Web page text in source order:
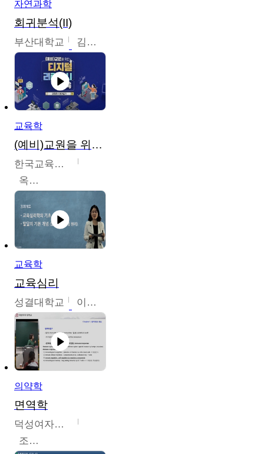
자연과학
회귀분석(II)
부산대학교 김충락
교육학
(예비)교원을 위한 디지털 리터러시 교육
한국교육학술정보원
옥현진
교육학
교육심리
성결대학교 이수경
의약학
면역학
덕성여자대학교
조효선